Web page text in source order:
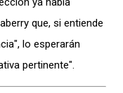
que, si entiende
lo esperarán
pertinente".